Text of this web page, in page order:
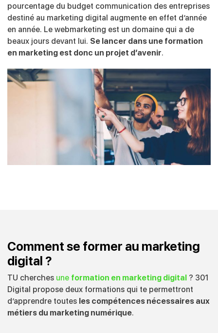
pourcentage du budget communication des entreprises
destiné au marketing digital augmente en effet d’année
en année. Le webmarketing est un domaine qui a de
beaux jours devant lui. Se lancer dans une formation
en marketing est donc un projet d’avenir.
Comment se former au marketing
digital ?
TU cherches une formation en marketing digital ? 301
Digital propose deux formations qui te permettront
d’apprendre toutes les compétences nécessaires aux
métiers du marketing numérique.